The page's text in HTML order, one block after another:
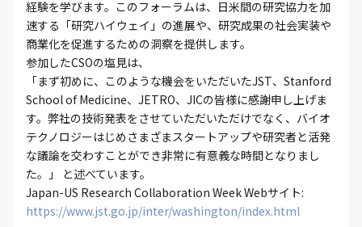
経験を学びます。このフォーラムは、日米間の研究協力を加
速する「研究ハイウェイ」の進展や、研究成果の社会実装や
商業化を促進するための洞察を提供します。
参加したCSOの塩見は、
「まず初めに、このような機会をいただいたJST、Stanford
School of Medicine、JETRO、JICの皆様に感謝申し上げま
す。弊社の技術発表をさせていただいただけでなく、バイオ
テクノロジーはじめさまざまスタートアップや研究者と活発
な議論を交わすことができ非常に有意義な時間となりまし
た。」 と述べています。
Japan-US Research Collaboration Week Webサイト:
https://www.jst.go.jp/inter/washington/index.html